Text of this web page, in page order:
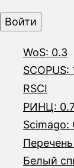
WoS: 0.3
SCOPUS:
RSCI
РИНЦ:
Scimago:
Белый